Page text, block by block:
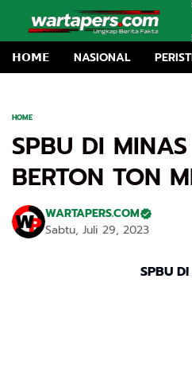
𝗛𝗢𝗠𝗘
NASIONAL
HOME
SPBU DI
BERTON TON
WARTAPERS.COM
Sabtu, Juli 29, 2023
SPBU